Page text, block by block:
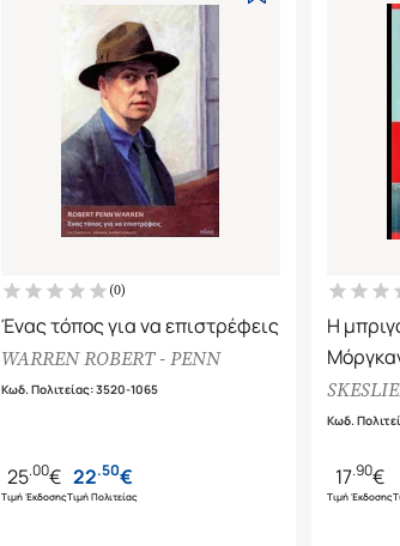
(0)
Ένας τόπος για να επιστρέφεις
WARREN ROBERT - PENN
Κωδ. Πολιτείας:3520-1065
25.00€
Τιμή Έκδοσης
22.50€
Τιμή Πολιτείας
Η
Κωδ.
17.90€
Τιμή Έκδοσης